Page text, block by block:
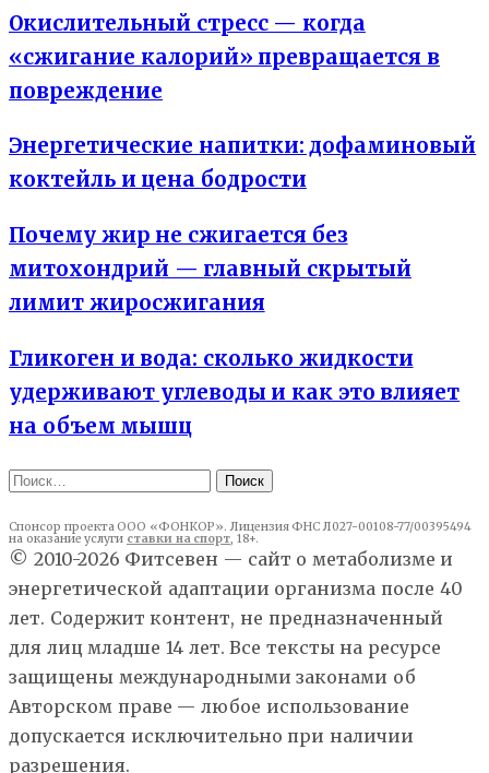
Окислительный стресс — когда
«сжигание калорий» превращается в
повреждение
Энергетические напитки: дофаминовый
коктейль и цена бодрости
Почему жир не сжигается без
митохондрий — главный скрытый
лимит жиросжигания
Гликоген и вода: сколько жидкости
удерживают углеводы и как это влияет
на объем мышц
Найти:
Спонсор проекта ООО «ФОНКОР». Лицензия ФНС Л027-00108-77/00395494
на оказание услуги ставки на спорт, 18+.
© 2010-2026 Фитсевен — сайт о метаболизме и
энергетической адаптации организма после 40
лет. Содержит контент, не предназначенный
для лиц младше 14 лет. Все тексты на ресурсе
защищены международными законами об
Авторском праве — любое использование
допускается исключительно при наличии
разрешения.